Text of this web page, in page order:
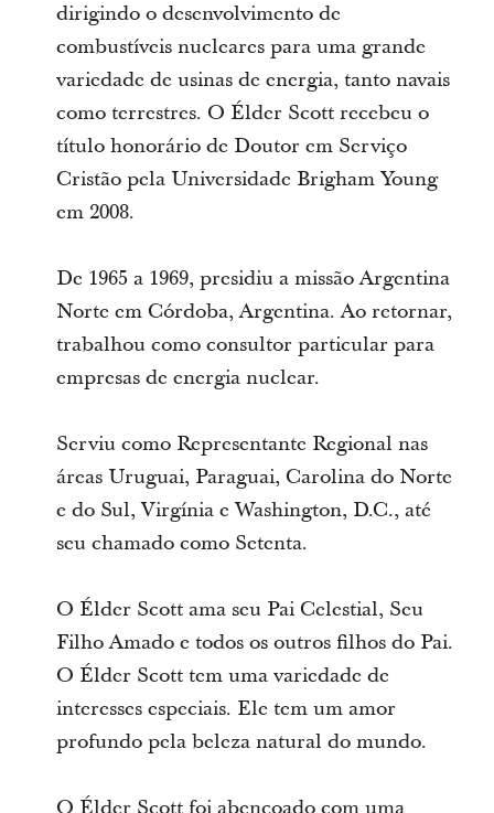
dirigindo o desenvolvimento de
combustíveis nucleares para uma grande
variedade de usinas de energia, tanto navais
como terrestres. O Élder Scott recebeu o
título honorário de Doutor em Serviço
Cristão pela Universidade Brigham Young
em 2008.
De 1965 a 1969, presidiu a missão Argentina
Norte em Córdoba, Argentina. Ao retornar,
trabalhou como consultor particular para
empresas de energia nuclear.
Serviu como Representante Regional nas
áreas Uruguai, Paraguai, Carolina do Norte
e do Sul, Virgínia e Washington, D.C., até
seu chamado como Setenta.
O Élder Scott ama seu Pai Celestial, Seu
Filho Amado e todos os outros filhos do Pai.
O Élder Scott tem uma variedade de
interesses especiais. Ele tem um amor
profundo pela beleza natural do mundo.